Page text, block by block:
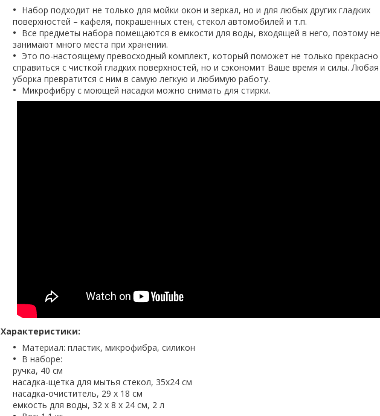
Набор подходит не только для мойки окон и зеркал, но и для любых других гладких
поверхностей – кафеля, покрашенных стен, стекол автомобилей и т.п.
Все предметы набора помещаются в емкости для воды, входящей в него, поэтому не
занимают много места при хранении.
Это по-настоящему превосходный комплект, который поможет не только прекрасно
справиться с чисткой гладких поверхностей, но и сэкономит Ваше время и силы. Любая
уборка превратится с ним в самую легкую и любимую работу.
Микрофибру с моющей насадки можно снимать для стирки.
Характеристики:
Материал: пластик, микрофибра, силикон
В наборе:
ручка, 40 см
насадка-щетка для мытья стекол, 35х24 см
насадка-очиститель, 29 х 18 см
емкость для воды, 32 х 8 х 24 см, 2 л